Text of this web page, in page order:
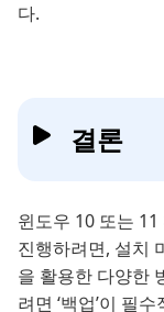
다.
결론
윈도우 10 또는
진행하려면, 설치
을 활용한 다양한
려면 ‘백업’이 필